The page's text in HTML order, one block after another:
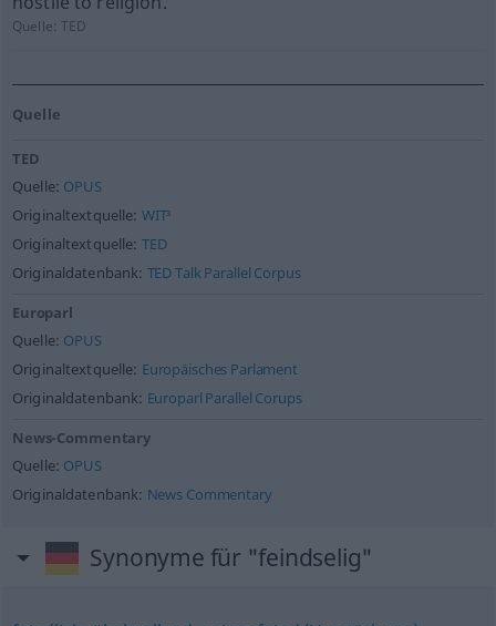
Quelle:TED
Quelle
TED
Quelle: OPUS
Originaltextquelle: WIT³
Originaltextquelle: TED
Originaldatenbank: TED Talk Parallel Corpus
Europarl
Quelle: OPUS
Originaltextquelle: Europäisches Parlament
Originaldatenbank: Europarl Parallel Corups
News-Commentary
Quelle: OPUS
Originaldatenbank: News Commentary
Synonyme für "feindselig"